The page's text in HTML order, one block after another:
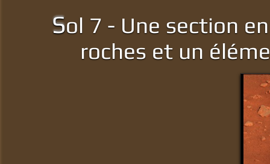
Sol 7 - Une section
roches et un